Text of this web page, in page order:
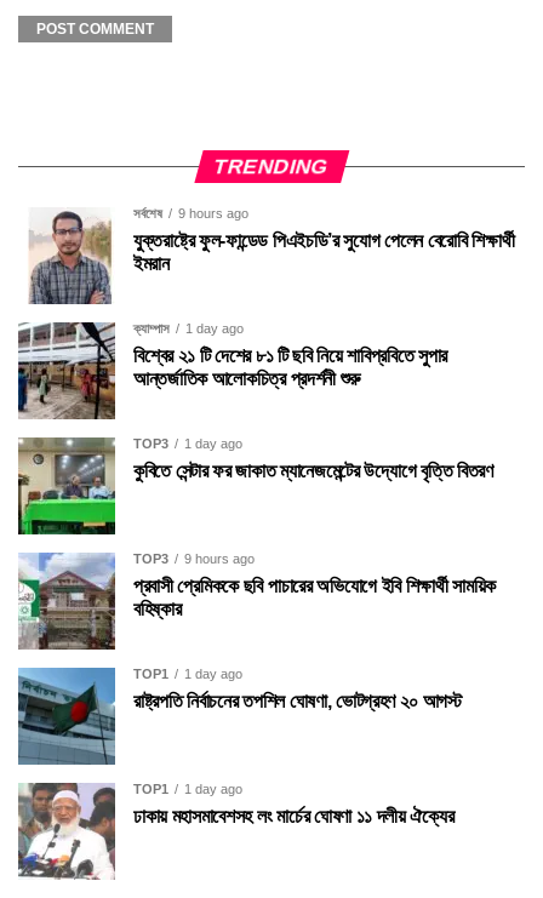
TRENDING
সর্বশেষ 9 hours ago
যুক্তরাষ্ট্রে ফুল-ফান্ডেড পিএইচডি’র সুযোগ পেলেন বেরোবি শিক্ষার্থী
ইমরান
ক্যাম্পাস 1 day ago
বিশ্বের ২১ টি দেশের ৮১ টি ছবি নিয়ে শাবিপ্রবিতে সুপার
আন্তর্জাতিক আলোকচিত্র প্রদর্শনী শুরু
TOP3 1 day ago
কুবিতে সেন্টার ফর জাকাত ম্যানেজমেন্টের উদ্যোগে বৃত্তি বিতরণ
TOP3 9 hours ago
প্রবাসী প্রেমিককে ছবি পাচারের অভিযোগে ইবি শিক্ষার্থী সাময়িক
বহিষ্কার
TOP1 1 day ago
রাষ্ট্রপতি নির্বাচনের তপশিল ঘোষণা, ভোটগ্রহণ ২০ আগস্ট
TOP1 1 day ago
ঢাকায় মহাসমাবেশসহ লং মার্চের ঘোষণা ১১ দলীয় ঐক্যের